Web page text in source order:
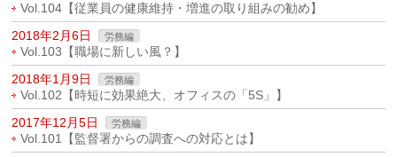
Vol.104【従業員の健康維持・増進の取り組みの勧め】
2018年2月6日
労務編
Vol.103【職場に新しい風？】
2018年1月9日
労務編
Vol.102【時短に効果絶大、オフィスの「5S」】
2017年12月5日
労務編
Vol.101【監督署からの調査への対応とは】